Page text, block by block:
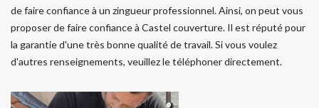
de faire confiance à un zingueur professionnel. Ainsi, on peut vous
proposer de faire confiance à Castel couverture. Il est réputé pour
la garantie d'une très bonne qualité de travail. Si vous voulez
d'autres renseignements, veuillez le téléphoner directement.